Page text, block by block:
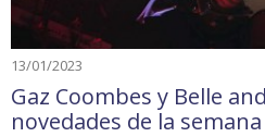
13/01/2023
Gaz Coombes y Belle
novedades de la semana